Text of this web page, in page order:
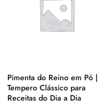
Pimenta do Reino em Pó |
Tempero Clássico para
Receitas do Dia a Dia